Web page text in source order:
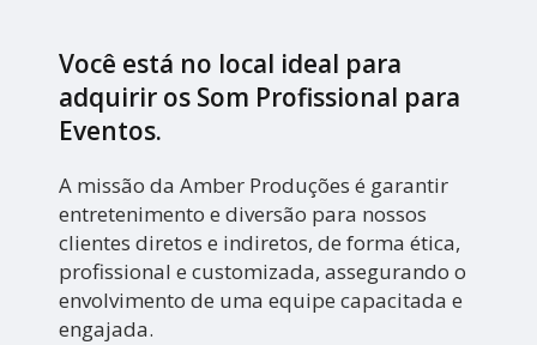
Você está no local ideal para
adquirir os Som Profissional para
Eventos.
A missão da Amber Produções é garantir
entretenimento e diversão para nossos
clientes diretos e indiretos, de forma ética,
profissional e customizada, assegurando o
envolvimento de uma equipe capacitada e
engajada.